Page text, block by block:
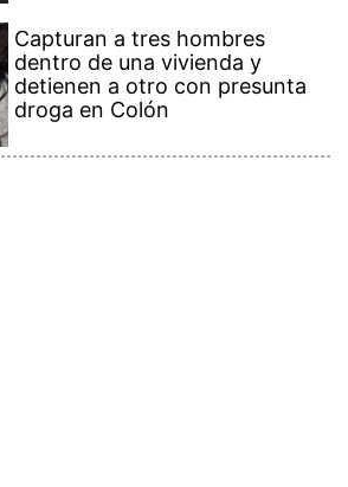
Capturan a tres hombres
dentro de una vivienda y
detienen a otro con presunta
droga en Colón